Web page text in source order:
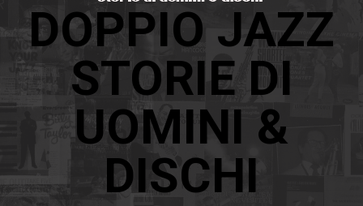
DOPPIO JAZZ
STORIE DI
UOMINI &
DISCHI